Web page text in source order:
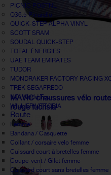
PICNIC POSTNL
Q36.5 Pinarello
QUICK-STEP ALPHA VINYL
SCOTT SRAM
SOUDAL QUICK-STEP
TOTAL ÉNERGIES
UAE TEAM EMIRATES
TUDOR
MONDRAKER FACTORY RACING
TREK SEGAFREDO
UCI World Tour
WILLIER VITTORIA
Route
Femme
Bandana / Casquette
Collant / corsaire velo femme
Cuissard court à bretelles femme
Coupe-vent / Gilet femme
Cuissard court sans bretelles femme
MAVIC chaussures vélo
rouge fuchsia